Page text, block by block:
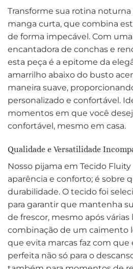
Transforme sua rotina
manga curta, que combina
de forma impecável. Com
encantadora de conchas e
esta peça é a epitome da
amarrilho abaixo do busto
maneira suave,
personalizado e confortável.
momentos em que você
confortável, mesmo em casa.
Qualidade e Versatilidade
Nosso pijama em Tecido
aparência e conforto; é sobre
durabilidade. O tecido foi
para garantir que mantenha
de frescor, mesmo após várias
combinação de um caimento
que evita marcas faz com que
perfeita não só para o